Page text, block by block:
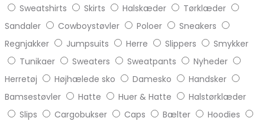
Sweatshirts
Skirts Halskæder
Tørklæder
Sandaler
Cowboystøvler Poloer
Sneakers
Regnjakker
Jumpsuits Herre Slippers
Smykker
Tunikaer
Sweaters Sweatpants
Nyheder
Herretøj
Højhælede sko Damesko
Handsker
Bamsestøvler
Hatte Huer & Hatte
Halstørklæder
Slips
Cargobukser Caps Bælter
Hoodies